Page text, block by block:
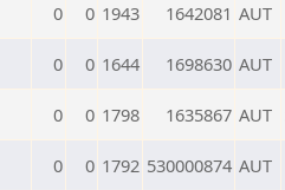
0 0 1943 1642081 AUT
0 0 1644 1698630 AUT
0 0 1798 1635867 AUT
0 0 1792 530000874 AUT